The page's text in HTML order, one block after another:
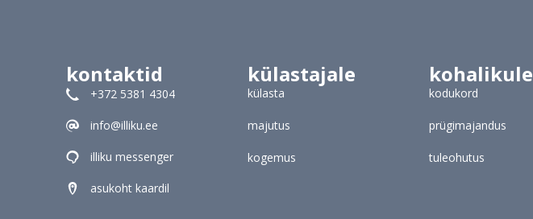
kontaktid
+372 5381 4304
info@illiku.ee
illiku messenger
asukoht kaardil
külastajale
külasta
majutus
kogemus
kohalikule
kodukord
prügimajandus
tuleohutus